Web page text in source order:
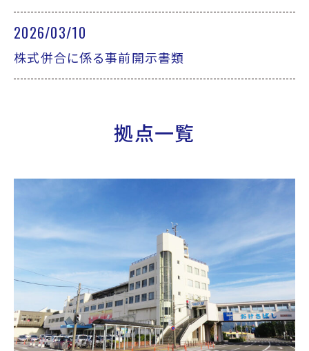
2026/03/10
株式併合に係る事前開示書類
拠点一覧